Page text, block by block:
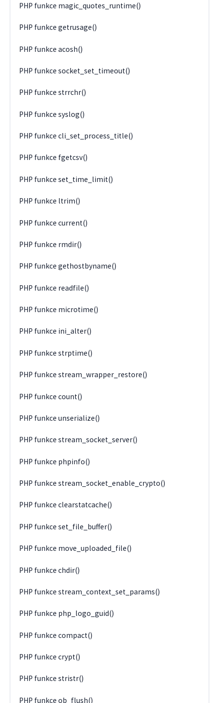
PHP funkce magic_quotes_runtime()
PHP funkce getrusage()
PHP funkce acosh()
PHP funkce socket_set_timeout()
PHP funkce strrchr()
PHP funkce syslog()
PHP funkce cli_set_process_title()
PHP funkce fgetcsv()
PHP funkce set_time_limit()
PHP funkce ltrim()
PHP funkce current()
PHP funkce rmdir()
PHP funkce gethostbyname()
PHP funkce readfile()
PHP funkce microtime()
PHP funkce ini_alter()
PHP funkce strptime()
PHP funkce stream_wrapper_restore()
PHP funkce count()
PHP funkce unserialize()
PHP funkce stream_socket_server()
PHP funkce phpinfo()
PHP funkce stream_socket_enable_crypto()
PHP funkce clearstatcache()
PHP funkce set_file_buffer()
PHP funkce move_uploaded_file()
PHP funkce chdir()
PHP funkce stream_context_set_params()
PHP funkce php_logo_guid()
PHP funkce compact()
PHP funkce crypt()
PHP funkce stristr()
PHP funkce ob_flush()